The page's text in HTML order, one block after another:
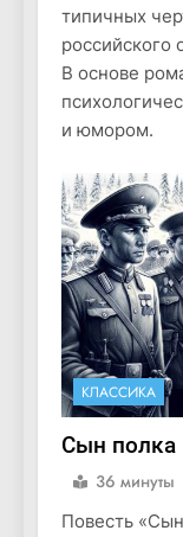
типичных
российского
В основе
и юмором.
КЛАССИКА
Сын полка
36 минуты
Повесть